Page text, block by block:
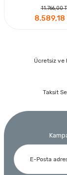
11.766,00
8.589,18
Ücretsiz ve
Taksit